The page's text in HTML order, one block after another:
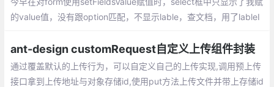
的value值，没有跟option匹配，不显示lable，查文档，用了lableI
ant-design customRequest自定义上传组件封装
通过覆盖默认的上传行为，可以自定义自己的上传实现,调用预上传
接口拿到上传地址与对象存储id,使用put方法上传文件并带上存储id